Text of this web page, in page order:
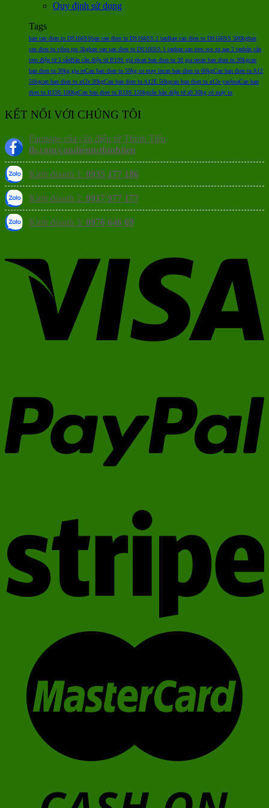
Quy định sử dụng
Tags
ban can dien tu DS166SSban can dien tu DS166SS 2 tanBan can dien tu DS166SS 500kgban
can dien tu vibra tps 3kgban can san dien tu DS166SS 1 tanban can treo ocs xz aae 2 tanbán cân
treo điện tử 5 tấnBán cân điện tử B19S giá rẻcan ban dien tu 30 gia recan ban dien tu 30kgcan
ban dien tu 30kg gia reCan ban dien tu 50kg co may incan ban dien tu 60kgCan ban dien tu A12
50kgcan ban dien tu a12e 30kgCan ban dien tu A12E 50kgcan ban dien tu a12e yaohuaCan ban
dien tu B19S 100kgCan ban dien tu B19S 150kgcân bàn điện tử a9 30kg có máy in
KẾT NỐI VỚI CHÚNG TÔI
Fanpage của cân điện tử Thịnh Tiến
fb.com/candientuthinhtien
Kinh doanh 1: 0935 177 186
Kinh doanh 2: 0917 977 177
Kinh doanh 3: 0976 646 69